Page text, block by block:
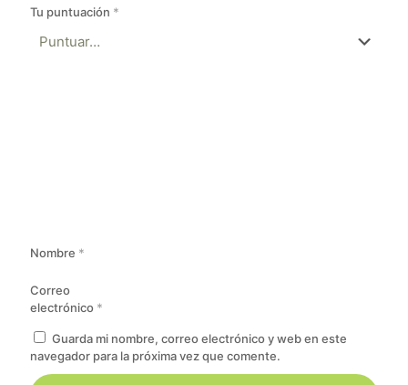
Tu puntuación *
Nombre *
Correo
electrónico *
Guarda mi nombre, correo electrónico y web en este
navegador para la próxima vez que comente.